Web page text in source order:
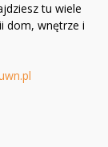
tu wiele
dom, wnętrze i